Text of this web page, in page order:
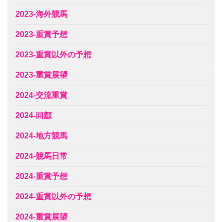
2023-海外競馬
2023-重賞予想
2023-重賞以外の予想
2023-重賞展望
2024-交流重賞
2024-回顧
2024-地方競馬
2024-競馬日常
2024-重賞予想
2024-重賞以外の予想
2024-重賞展望